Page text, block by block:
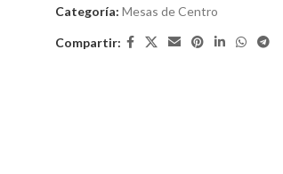
Categoría: Mesas de Centro
Compartir: